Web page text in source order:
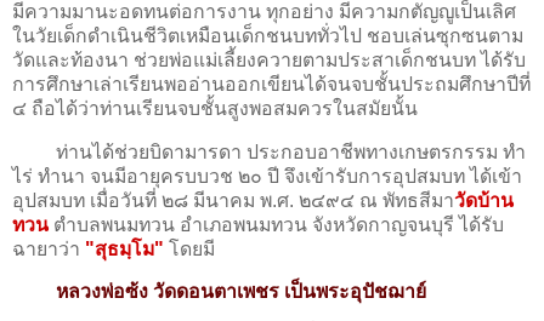
มีความมานะอดทนต่อการงาน ทุกอย่าง มีความกตัญญูเป็นเลิศ
ในวัยเด็กดำเนินชีวิตเหมือนเด็กชนบททั่วไป ชอบเล่นซุกซนตาม
วัดและท้องนา ช่วยพ่อแม่เลี้ยงควายตามประสาเด็กชนบท ได้รับ
การศึกษาเล่าเรียนพออ่านออกเขียนได้จนจบชั้นประถมศึกษาปีที่
๔ ถือได้ว่าท่านเรียนจบชั้นสูงพอสมควรในสมัยนั้น
ท่านได้ช่วยบิดามารดา ประกอบอาชีพทางเกษตรกรรม ทำ
ไร่ ทำนา จนมีอายุครบบวช ๒๐ ปี จึงเข้ารับการอุปสมบท ได้เข้า
อุปสมบท เมื่อวันที่ ๒๘ มีนาคม พ.ศ. ๒๔๙๔ ณ พัทธสีมาวัดบ้าน
ทวน ตำบลพนมทวน อำเภอพนมทวน จังหวัดกาญจนบุรี ได้รับ
ฉายาว่า "สุธมฺโม" โดยมี
หลวงพ่อซ้ง วัดดอนตาเพชร เป็นพระอุปัชฌาย์